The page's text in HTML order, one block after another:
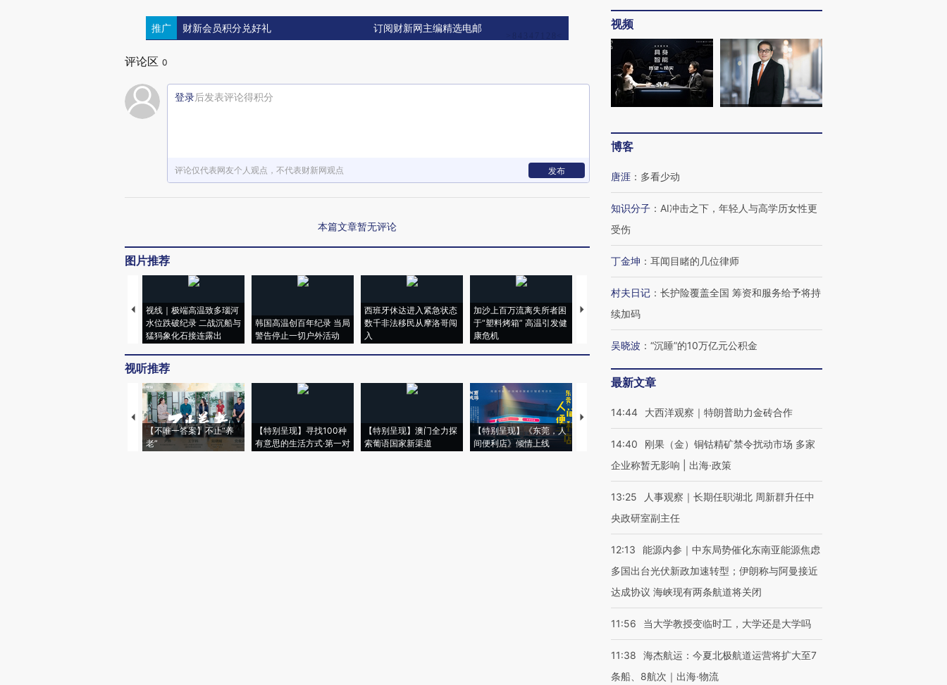
推广 财新会员积分兑好礼 订阅财新网主编精选电邮
评论区 0
登录后发表评论得积分
评论仅代表网友个人观点，不代表财新网观点 发布
本篇文章暂无评论
图片推荐
视线｜极端高温致多瑙河
水位跌破纪录 二战沉船与
猛犸象化石接连露出
韩国高温创百年纪录 当局
警告停止一切户外活动
西班牙休达进入紧急状态
数千非法移民从摩洛哥闯
入
加沙上百万流离失所者困
于“塑料烤箱” 高温引发健
康危机
视线｜HYROX的吸金
视听推荐
【不唯一答案】不止“养
老”
【特别呈现】寻找100种
有意思的生活方式·第一对
【特别呈现】澳门全力探
索葡语国家新渠道
【特别呈现】《东莞，人
间便利店》倾情上线
【推广】走进第四届链博
会，让数智科技“链”接产
【特别呈现】寻找100种
有意思的生活方式·第三对
CFO：不靠规模取胜，华
住三大增长引擎是什么？
视频
博客
唐涯 ： 多看少动
知识分子 ： AI冲击之下，年轻人与高学历女性更
受伤
丁金坤 ： 耳闻目睹的几位律师
村夫日记 ： 长护险覆盖全国 筹资和服务给予将持
续加码
吴晓波 ： “沉睡”的10万亿元公积金
最新文章
14:44 大西洋观察｜特朗普助力金砖合作
14:40
刚果（金）铜钴精矿禁令扰动市场 多家
企业称暂无影响 | 出海·政策
13:25
人事观察｜长期任职湖北 周新群升任中
央政研室副主任
12:13
能源内参｜中东局势催化东南亚能源焦虑
多国出台光伏新政加速转型；伊朗称与阿曼接近
达成协议 海峡现有两条航道将关闭
11:56 当大学教授变临时工，大学还是大学吗
11:38
海杰航运：今夏北极航道运营将扩大至7
条船、8航次｜出海·物流